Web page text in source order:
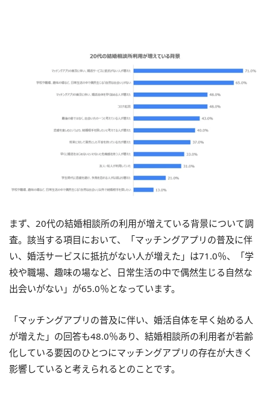
まず、20代の結婚相談所の利用が増えている背景について調
査。該当する項目において、「マッチングアプリの普及に伴
い、婚活サービスに抵抗がない人が増えた」は71.0％、「学
校や職場、趣味の場など、日常生活の中で偶然生じる自然な
出会いがない」が65.0％となっています。
「マッチングアプリの普及に伴い、婚活自体を早く始める人
が増えた」の回答も48.0％あり、結婚相談所の利用者が若齢
化している要因のひとつにマッチングアプリの存在が大きく
影響していると考えられるとのことです。